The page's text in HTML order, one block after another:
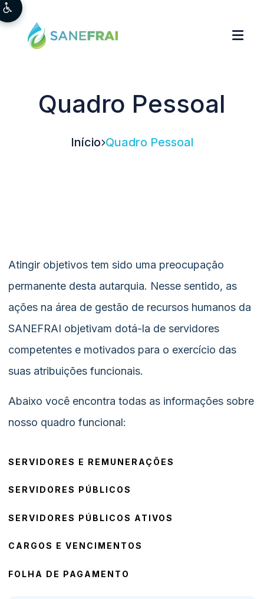
Quadro Pessoal
Início Quadro Pessoal
Atingir objetivos tem sido uma preocupação
permanente desta autarquia. Nesse sentido, as
ações na área de gestão de recursos humanos da
SANEFRAI objetivam dotá-la de servidores
competentes e motivados para o exercício das
suas atribuições funcionais.
Abaixo você encontra todas as informações sobre
nosso quadro funcional:
SERVIDORES E REMUNERAÇÕES
SERVIDORES PÚBLICOS
SERVIDORES PÚBLICOS ATIVOS
CARGOS E VENCIMENTOS
FOLHA DE PAGAMENTO